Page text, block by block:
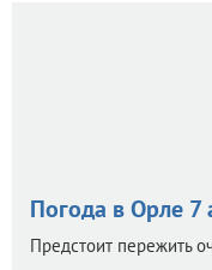
Погода в Орле 7
Предстоит пережить